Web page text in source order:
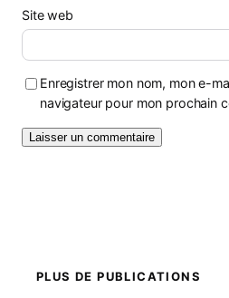
Site web
Enregistrer mon nom, mon e-
navigateur pour mon prochain
PLUS DE PUBLICATIONS